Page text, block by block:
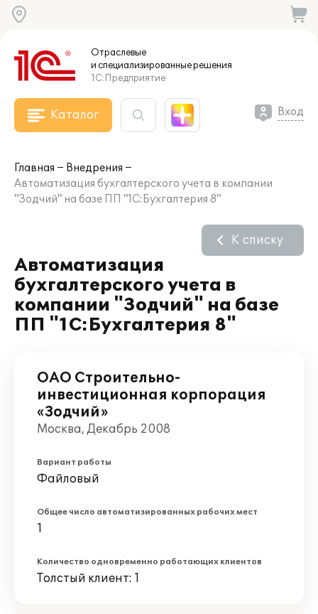
Отраслевые
и специализированныерешения
1С:Предприятие
Каталог Вход
Главная
Внедрения
Автоматизация бухгалтерского учета в компании
"Зодчий" на базе ПП "1С:Бухгалтерия 8"
Автоматизация
бухгалтерского учета в
компании "Зодчий" на базе
ПП "1С:Бухгалтерия 8"
К списку
ОАО Строительно-
инвестиционная корпорация
«Зодчий»
Москва, Декабрь 2008
Вариант работы
Файловый
Общее число автоматизированных рабочих мест
1
Количество одновременно работающих клиентов
Толстый клиент: 1